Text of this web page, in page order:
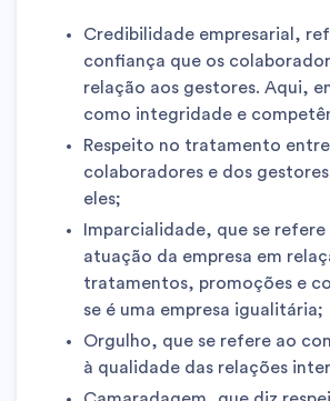
Credibilidade empresarial,
confiança que os
relação aos gestores. Aqui,
como integridade e
Respeito no tratamento
colaboradores e dos
eles;
Imparcialidade, que se
atuação da empresa em
tratamentos, promoções e
se é uma empresa igualitária;
Orgulho, que se refere ao
à qualidade das relações